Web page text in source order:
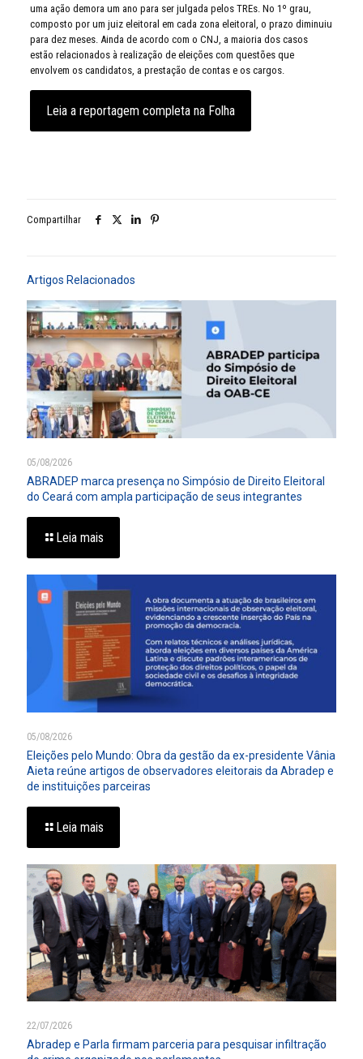
uma ação demora um ano para ser julgada pelos TREs. No 1º grau,
composto por um juiz eleitoral em cada zona eleitoral, o prazo diminuiu
para dez meses. Ainda de acordo com o CNJ, a maioria dos casos
estão relacionados à realização de eleições com questões que
envolvem os candidatos, a prestação de contas e os cargos.
Leia a reportagem completa na Folha
Compartilhar
Artigos Relacionados
05/08/2026
ABRADEP marca presença no Simpósio de Direito Eleitoral
do Ceará com ampla participação de seus integrantes
Leia mais
05/08/2026
Eleições pelo Mundo: Obra da gestão da ex-presidente Vânia
Aieta reúne artigos de observadores eleitorais da Abradep e
de instituições parceiras
Leia mais
22/07/2026
Abradep e Parla firmam parceria para pesquisar infiltração